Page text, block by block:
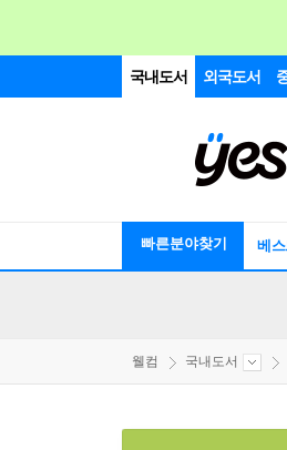
국내도서 외국도서
빠른분야찾기 베
웰컴 국내도서